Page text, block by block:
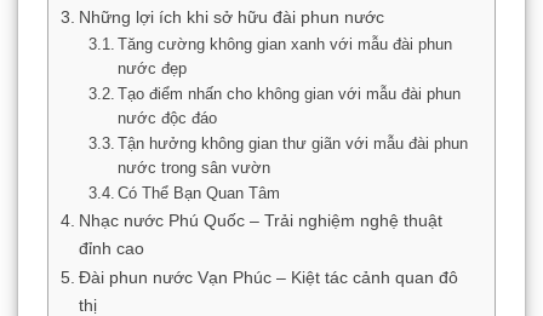
Những lợi ích khi sở hữu đài phun nước
Tăng cường không gian xanh với mẫu đài phun
nước đẹp
Tạo điểm nhấn cho không gian với mẫu đài phun
nước độc đáo
Tận hưởng không gian thư giãn với mẫu đài phun
nước trong sân vườn
Có Thể Bạn Quan Tâm
Nhạc nước Phú Quốc – Trải nghiệm nghệ thuật
đỉnh cao
Đài phun nước Vạn Phúc – Kiệt tác cảnh quan đô
thị